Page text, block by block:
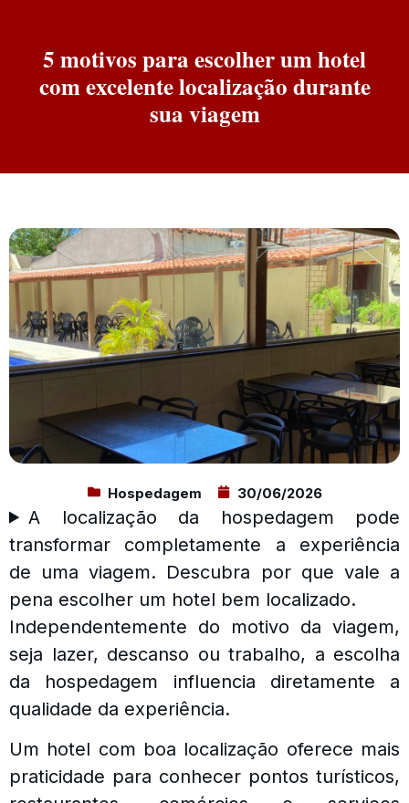
5 motivos para escolher um hotel
com excelente localização durante
sua viagem
Hospedagem 30/06/2026
A localização da hospedagem pode
transformar completamente a experiência
de uma viagem. Descubra por que vale a
pena escolher um hotel bem localizado.
Independentemente do motivo da viagem,
seja lazer, descanso ou trabalho, a escolha
da hospedagem influencia diretamente a
qualidade da experiência.
Um hotel com boa localização oferece mais
praticidade para conhecer pontos turísticos,